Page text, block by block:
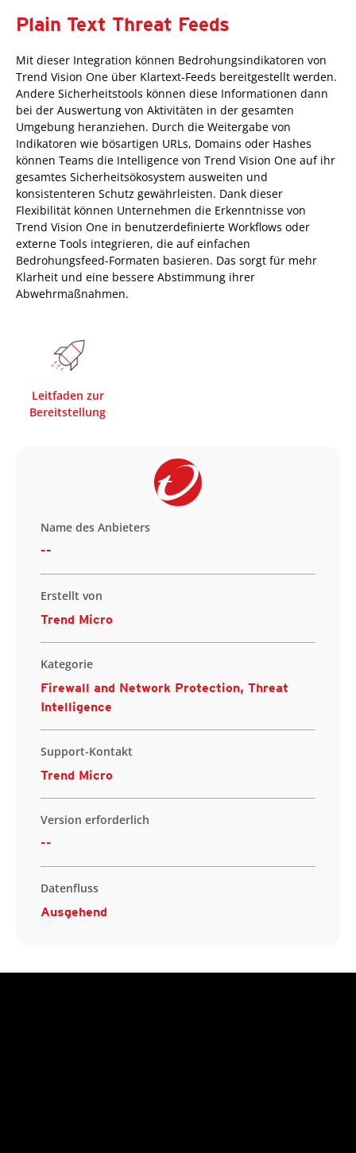
Plain Text Threat Feeds
Mit dieser Integration können Bedrohungsindikatoren von
Trend Vision One über Klartext-Feeds bereitgestellt werden.
Andere Sicherheitstools können diese Informationen dann
bei der Auswertung von Aktivitäten in der gesamten
Umgebung heranziehen. Durch die Weitergabe von
Indikatoren wie bösartigen URLs, Domains oder Hashes
können Teams die Intelligence von Trend Vision One auf ihr
gesamtes Sicherheitsökosystem ausweiten und
konsistenteren Schutz gewährleisten. Dank dieser
Flexibilität können Unternehmen die Erkenntnisse von
Trend Vision One in benutzerdefinierte Workflows oder
externe Tools integrieren, die auf einfachen
Bedrohungsfeed-Formaten basieren. Das sorgt für mehr
Klarheit und eine bessere Abstimmung ihrer
Abwehrmaßnahmen.
Leitfaden zur
Bereitstellung
Name des Anbieters
--
Erstellt von
Trend Micro
Kategorie
Firewall and Network Protection, Threat
Intelligence
Support-Kontakt
Trend Micro
Version erforderlich
--
Datenfluss
Ausgehend